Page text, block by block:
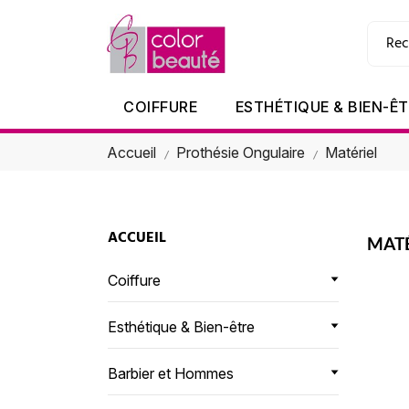
COIFFURE ESTHÉTIQUE & BIEN-
Accueil Prothésie Ongulaire Matériel
ACCUEIL
Coiffure
Esthétique & Bien-être
Barbier et Hommes